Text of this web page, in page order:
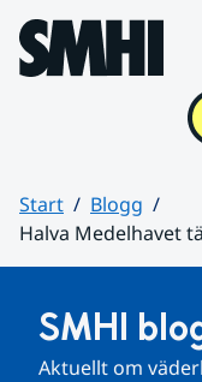
Hoppa till sidans
Start
Blogg
Halva Medelhavet
SMHI
Aktuellt om